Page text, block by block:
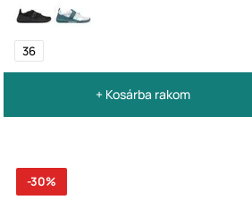
36
+ Kosárba rakom
-30%